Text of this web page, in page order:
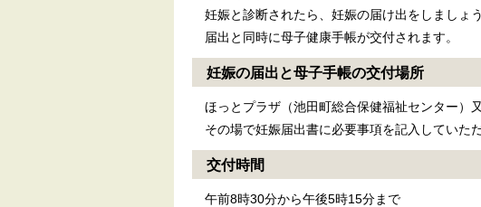
妊娠と診断されたら、妊娠の届け出をしましょう
届出と同時に母子健康手帳が交付されます。
妊娠の届出と母子手帳の交付場所
ほっとプラザ（池田町総合保健福祉センター）
その場で妊娠届出書に必要事項を記入していただ
交付時間
午前8時30分から午後5時15分まで